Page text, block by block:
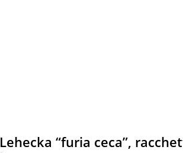
Lehecka “furia ceca”,